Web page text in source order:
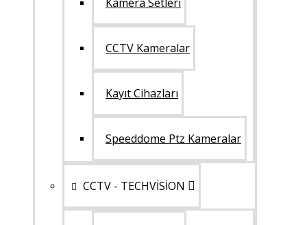
CCTV Kameralar
Kayıt Cihazları
Speeddome Ptz Kameralar
CCTV - TECHVİSİON